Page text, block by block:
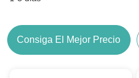
Consiga El Mejor Precio